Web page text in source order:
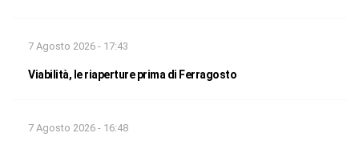
7 Agosto 2026 - 17:43
Viabilità, le riaperture prima di Ferragosto
7 Agosto 2026 - 16:48